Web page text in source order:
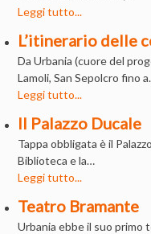
Leggi tutto...
L’itinerario delle
Da Urbania (cuore del
Lamoli, San Sepolcro fino
Leggi tutto...
Il Palazzo Ducale
Tappa obbligata è il
Biblioteca e la…
Leggi tutto...
Teatro Bramante
Urbania ebbe il suo primo